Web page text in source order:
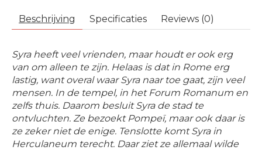
Beschrijving Specificaties Reviews (0)
Syra heeft veel vrienden, maar houdt er ook erg
van om alleen te zijn. Helaas is dat in Rome erg
lastig, want overal waar Syra naar toe gaat, zijn veel
mensen. In de tempel, in het Forum Romanum en
zelfs thuis. Daarom besluit Syra de stad te
ontvluchten. Ze bezoekt Pompeï, maar ook daar is
ze zeker niet de enige. Tenslotte komt Syra in
Herculaneum terecht. Daar ziet ze allemaal wilde